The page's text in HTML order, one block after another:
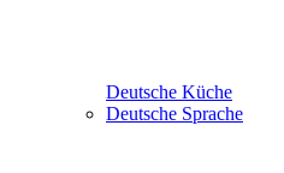
Deutsche Küche
Deutsche Sprache